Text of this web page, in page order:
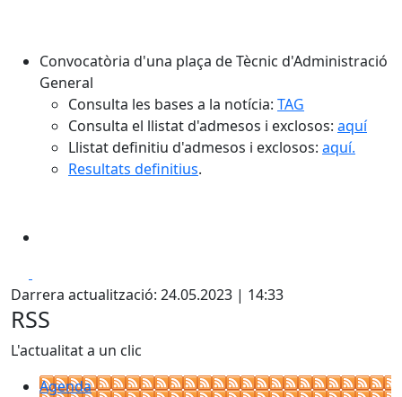
Convocatòria d'una plaça de Tècnic d'Administració
General
Consulta les bases a la notícia: TAG
Consulta el llistat d'admesos i exclosos: aquí
Llistat definitiu d'admesos i exclosos: aquí.
Resultats definitius.
Darrera actualització: 24.05.2023 | 14:33
RSS
L'actualitat a un clic
Agenda